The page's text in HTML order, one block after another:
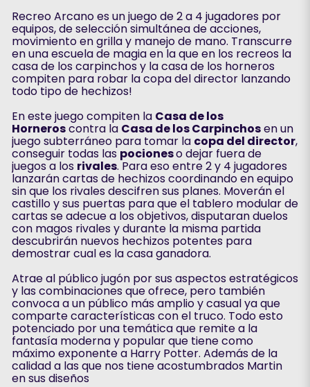
Recreo Arcano es un juego de 2 a 4 jugadores por
equipos, de selección simultánea de acciones,
movimiento en grilla y manejo de mano. Transcurre
en una escuela de magia en la que en los recreos la
casa de los carpinchos y la casa de los horneros
compiten para robar la copa del director lanzando
todo tipo de hechizos!
En este juego compiten la Casa de los
Horneroscontra la Casa de los Carpinchosen un
juego subterráneo para tomar la copa del director,
conseguir todas las pocioneso dejar fuera de
juegos a los rivales. Para eso entre 2 y 4 jugadores
lanzarán cartas de hechizos coordinando en equipo
sin que los rivales descifren sus planes. Moverán el
castillo y sus puertas para que el tablero modular de
cartas se adecue a los objetivos, disputaran duelos
con magos rivales y durante la misma partida
descubrirán nuevos hechizos potentes para
demostrar cual es la casa ganadora.
Atrae al público jugón por sus aspectos estratégicos
y las combinaciones que ofrece, pero también
convoca a un público más amplio y casual ya que
comparte características con el truco. Todo esto
potenciado por una temática que remite a la
fantasía moderna y popular que tiene como
máximo exponente a Harry Potter. Además de la
calidad a las que nos tiene acostumbrados Martin
en sus diseños